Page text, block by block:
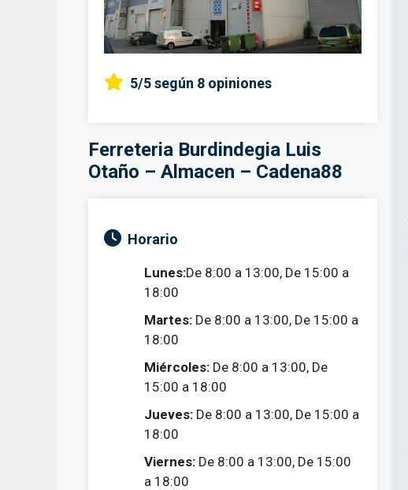
5/5según 8 opiniones
Ferreteria Burdindegia Luis
Otaño – Almacen – Cadena88
Horario
Lunes:De 8:00 a 13:00, De 15:00 a
18:00
Martes: De 8:00 a 13:00, De 15:00 a
18:00
Miércoles: De 8:00 a 13:00, De
15:00 a 18:00
Jueves: De 8:00 a 13:00, De 15:00 a
18:00
Viernes: De 8:00 a 13:00, De 15:00
a 18:00